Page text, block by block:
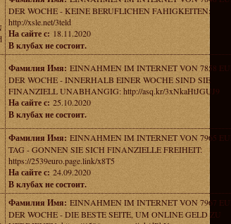
DER WOCHE - KEINE BERUFLICHEN FAHIGKEITEN:
http://xsle.net/3teld
На сайте с: 18.11.2020
В клубах не состоит.
Фамилия Имя: EINNAHMEN IM INTERNET VON 7858
DER WOCHE - INNERHALB EINER WOCHE SIND SIE
FINANZIELL UNABHANGIG: http://asq.kr/3xNkaHtJGUJ9
На сайте с: 25.10.2020
В клубах не состоит.
Фамилия Имя: EINNAHMEN IM INTERNET VON 7965
TAG - GONNEN SIE SICH FINANZIELLE FREIHEIT:
https://2539euro.page.link/x8T5
На сайте с: 24.09.2020
В клубах не состоит.
Фамилия Имя: EINNAHMEN IM INTERNET VON 7967
DER WOCHE - DIE BESTE SEITE, UM ONLINE GELD ZU